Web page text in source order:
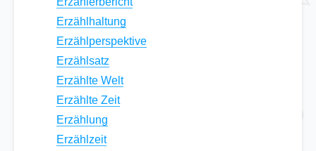
Erzählhaltung
Erzählperspektive
Erzählsatz
Erzählte Welt
Erzählte Zeit
Erzählung
Erzählzeit